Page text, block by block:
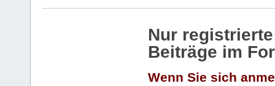
Nur
Beiträge im
Wenn Sie sich